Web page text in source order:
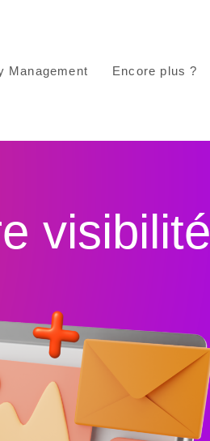
Management Encore plus ?
visibilité​